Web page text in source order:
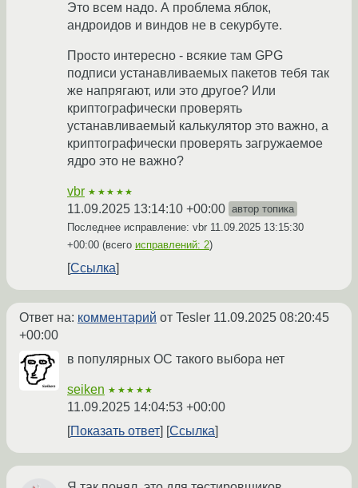
Это всем надо. А проблема яблок,
андроидов и виндов не в секурбуте.
Просто интересно - всякие там GPG
подписи устанавливаемых пакетов тебя так
же напрягают, или это другое? Или
криптографически проверять
устанавливаемый калькулятор это важно, а
криптографически проверять загружаемое
ядро это не важно?
vbr ★★★★★
11.09.2025 13:14:10 +00:00 автор топика
Последнее исправление: vbr 11.09.2025 13:15:30
+00:00 (всего исправлений: 2)
Ссылка
Ответ на: комментарий от Tesler 11.09.2025 08:20:45
+00:00
в популярных ОС такого выбора нет
seiken ★★★★★
11.09.2025 14:04:53 +00:00
Показать ответ
Ссылка